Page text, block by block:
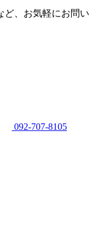
ど、お気軽にお問い
092-707-8105